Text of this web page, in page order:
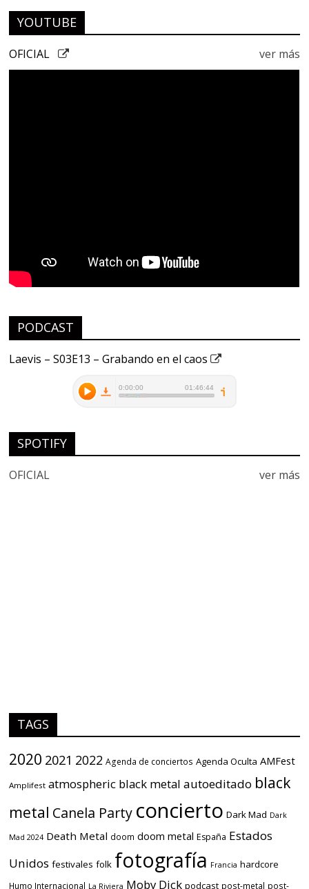
YOUTUBE
ver más
OFICIAL
PODCAST
Laevis – S03E13 – Grabando en el caos
SPOTIFY
ver más
OFICIAL
TAGS
2020 2021 2022 Agenda de conciertos Agenda Oculta AMFest
Amplifest atmospheric black metal autoeditado black
metal Canela Party concierto Dark Mad Dark
Mad 2024 Death Metal doom doom metal España Estados
Unidos festivales folk fotografía Francia hardcore
Humo Internacional La Riviera Moby Dick podcast post-metal post-